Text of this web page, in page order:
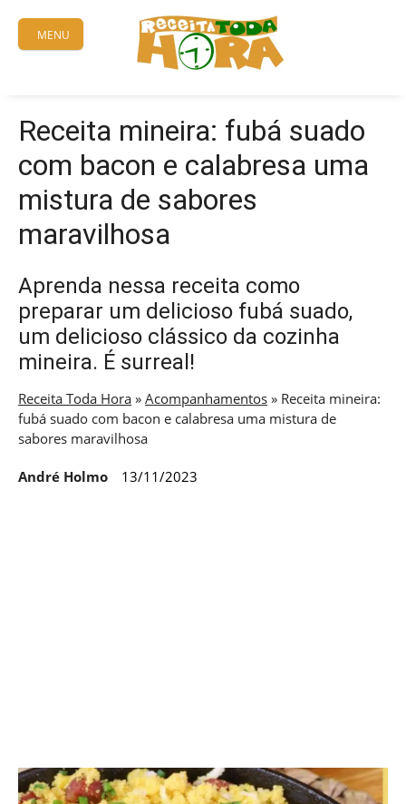
content
MENU
Receita mineira: fubá suado
com bacon e calabresa uma
mistura de sabores
maravilhosa
Aprenda nessa receita como
preparar um delicioso fubá suado,
um delicioso clássico da cozinha
mineira. É surreal!
Receita Toda Hora » Acompanhamentos » Receita mineira:
fubá suado com bacon e calabresa uma mistura de
sabores maravilhosa
André Holmo 13/11/2023